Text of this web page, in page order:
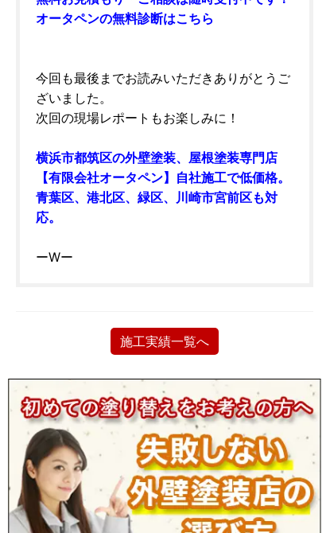
オータペンの無料診断はこちら
今回も最後までお読みいただきありがとうご
ざいました。
次回の現場レポートもお楽しみに！
横浜市都筑区の外壁塗装、屋根塗装専門店
【有限会社オータペン】自社施工で低価格。
青葉区、港北区、緑区、川崎市宮前区も対
応。
ーWー
施工実績一覧へ